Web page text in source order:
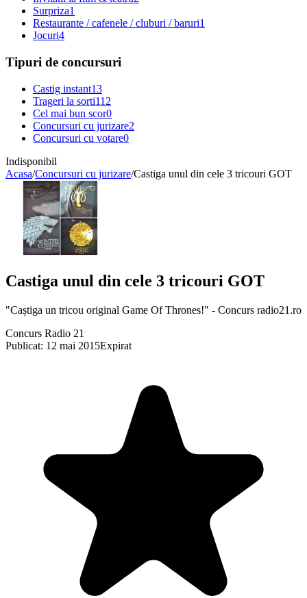
Surpriza1
Restaurante / cafenele / cluburi / baruri1
Jocuri4
Tipuri de concursuri
Castig instant13
Trageri la sorti112
Cel mai bun scor0
Concursuri cu jurizare2
Concursuri cu votare0
Indisponibil
Acasa/Concursuri cu jurizare/Castiga unul din cele 3 tricouri GOT
Castiga unul din cele 3 tricouri GOT
"Caștiga un tricou original Game Of Thrones!" - Concurs radio21.ro
Concurs Radio 21
Publicat: 12 mai 2015Expirat